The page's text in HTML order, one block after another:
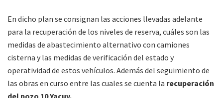
En dicho plan se consignan las acciones llevadas adelante
para la recuperación de los niveles de reserva, cuáles son las
medidas de abastecimiento alternativo con camiones
cisterna y las medidas de verificación del estado y
operatividad de estos vehículos. Además del seguimiento de
las obras en curso entre las cuales se cuenta la recuperación